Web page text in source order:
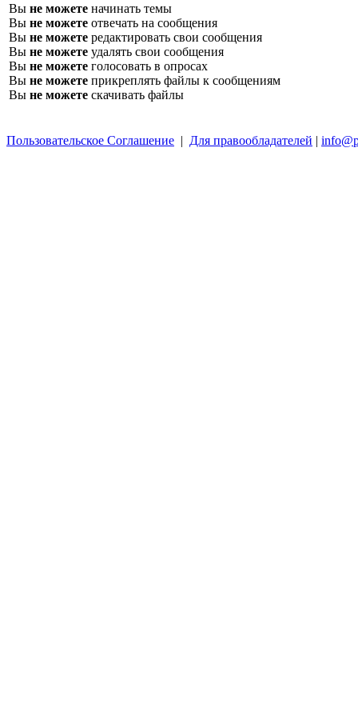
Вы не можете начинать темы
Вы не можете отвечать на сообщения
Вы не можете редактировать свои сообщения
Вы не можете удалять свои сообщения
Вы не можете голосовать в опросах
Вы не можете прикреплять файлы к сообщениям
Вы не можете скачивать файлы
Пользовательское Соглашение | Для правообладателей |